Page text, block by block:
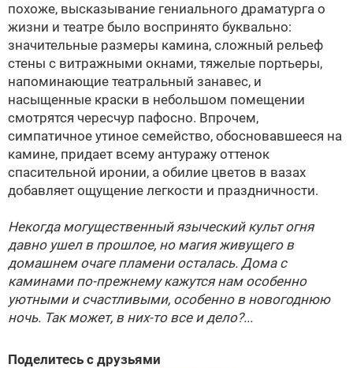
похоже, высказывание гениального драматурга о
жизни и театре было воспринято буквально:
значительные размеры камина, сложный рельеф
стены с витражными окнами, тяжелые портьеры,
напоминающие театральный занавес, и
насыщенные краски в небольшом помещении
смотрятся чересчур пафосно. Впрочем,
симпатичное утиное семейство, обосновавшееся на
камине, придает всему антуражу оттенок
спасительной иронии, а обилие цветов в вазах
добавляет ощущение легкости и праздничности.
Некогда могущественный языческий культ огня
давно ушел в прошлое, но магия живущего в
домашнем очаге пламени осталась. Дома с
каминами по-прежнему кажутся нам особенно
уютными и счастливыми, особенно в новогоднюю
ночь. Так может, в них-то все и дело?...
Поделитесь с друзьями